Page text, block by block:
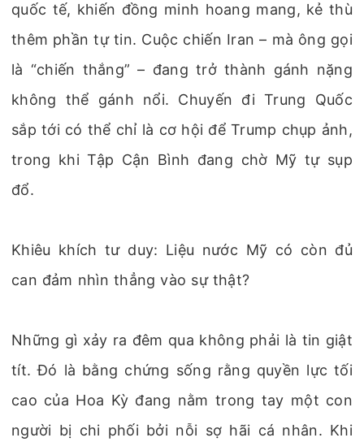
quốc tế, khiến đồng minh hoang mang, kẻ thù
thêm phần tự tin. Cuộc chiến Iran – mà ông gọi
là “chiến thắng” – đang trở thành gánh nặng
không thể gánh nổi. Chuyến đi Trung Quốc
sắp tới có thể chỉ là cơ hội để Trump chụp ảnh,
trong khi Tập Cận Bình đang chờ Mỹ tự sụp
đổ.
Khiêu khích tư duy: Liệu nước Mỹ có còn đủ
can đảm nhìn thẳng vào sự thật?
Những gì xảy ra đêm qua không phải là tin giật
tít. Đó là bằng chứng sống rằng quyền lực tối
cao của Hoa Kỳ đang nằm trong tay một con
người bị chi phối bởi nỗi sợ hãi cá nhân. Khi